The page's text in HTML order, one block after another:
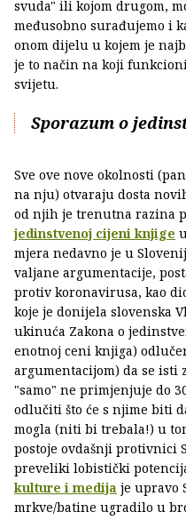
svuda" ili kojom drugom,
međusobno surađujemo i
onom dijelu u kojem je
je to način na koji
svijetu.
Sporazum o
Sve ove nove okolnosti
na nju) otvaraju dosta
od njih je trenutna razina
jedinstvenoj cijeni knjige
mjera nedavno je u
valjane argumentacije,
protiv koronavirusa, kao
koje je donijela slovenska
ukinuća Zakona o
enotnoj ceni knjiga)
argumentacijom) da se isti
"samo" ne primjenjuje do
odlučiti što će s njime biti
mogla (niti bi trebala!) u
postoje ovdašnji protivnici
preveliki lobistički
kulture i medija je upravo
mrkve/batine ugradilo u